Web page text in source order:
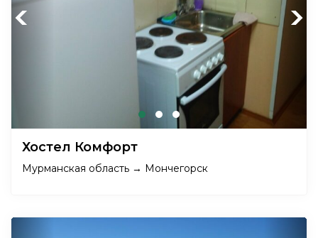
Previous Next
Хостел Комфорт
Мурманская область → Мончегорск